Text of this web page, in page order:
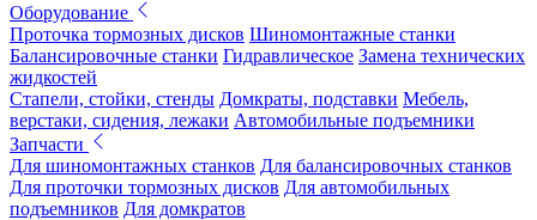
Оборудование
Проточка тормозных дисков Шиномонтажные станки
Балансировочные станки Гидравлическое Замена технических
жидкостей
Стапели, стойки, стенды Домкраты, подставки Мебель,
верстаки, сидения, лежаки Автомобильные подъемники
Запчасти
Для шиномонтажных станков Для балансировочных станков
Для проточки тормозных дисков Для автомобильных
подъемников Для домкратов